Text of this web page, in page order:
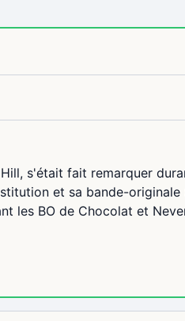
s'était fait remarquer
et sa bande-originale
les BO de Chocolat et